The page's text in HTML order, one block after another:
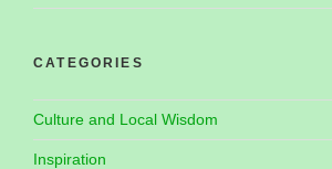
CATEGORIES
Culture and Local Wisdom
Inspiration